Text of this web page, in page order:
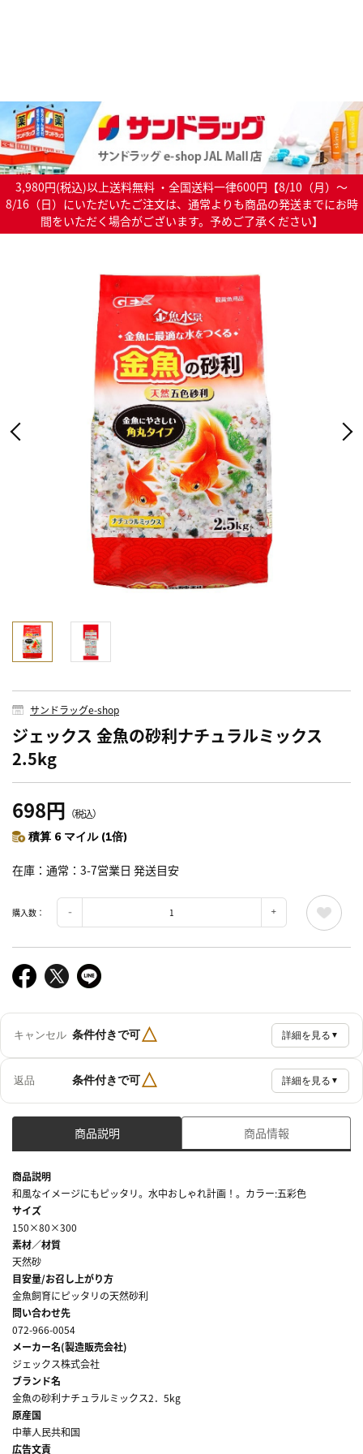
3,980円(税込)以上送料無料 ・全国送料一律600円【8/10（月）～
8/16（日）にいただいたご注文は、通常よりも商品の発送までにお時
間をいただく場合がございます。予めご了承ください】
サンドラッグe-shop
ジェックス 金魚の砂利ナチュラルミックス
2.5kg
698円 （税込）
積算 6 マイル (1倍)
在庫 通常：3-7営業日 発送目安
購入数：
キャンセル 条件付きで可△ 詳細を見る ▼
返品 条件付きで可△ 詳細を見る ▼
商品説明 商品情報
商品説明
和風なイメージにもピッタリ。水中おしゃれ計画！。カラー:五彩色
サイズ
150×80×300
素材／材質
天然砂
目安量/お召し上がり方
金魚飼育にピッタリの天然砂利
問い合わせ先
072-966-0054
メーカー名(製造販売会社)
ジェックス株式会社
ブランド名
金魚の砂利ナチュラルミックス2．5kg
原産国
中華人民共和国
広告文責